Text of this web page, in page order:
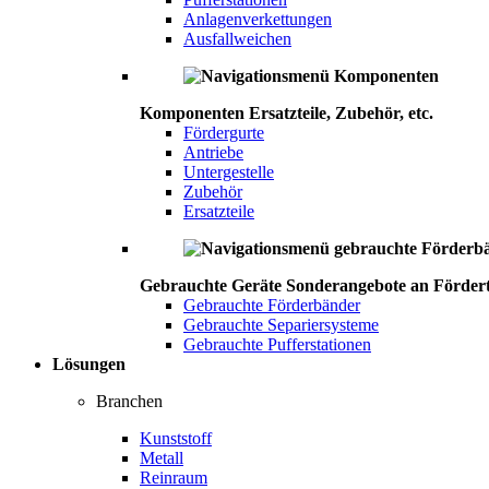
Anlagenverkettungen
Ausfallweichen
Komponenten Ersatzteile, Zubehör, etc.
Fördergurte
Antriebe
Untergestelle
Zubehör
Ersatzteile
Gebrauchte Geräte Sonderangebote an
Gebrauchte Förderbänder
Gebrauchte Separiersysteme
Gebrauchte Pufferstationen
Lösungen
Branchen
Kunststoff
Metall
Reinraum